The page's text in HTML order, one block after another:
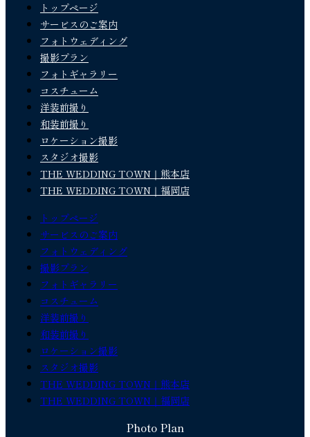
トップページ
サービスのご案内
フォトウェディング
撮影プラン
フォトギャラリー
コスチューム
洋装前撮り
和装前撮り
ロケーション撮影
スタジオ撮影
THE WEDDING TOWN｜熊本店
THE WEDDING TOWN｜福岡店
トップページ
サービスのご案内
フォトウェディング
撮影プラン
フォトギャラリー
コスチューム
洋装前撮り
和装前撮り
ロケーション撮影
スタジオ撮影
THE WEDDING TOWN｜熊本店
THE WEDDING TOWN｜福岡店
Photo Plan